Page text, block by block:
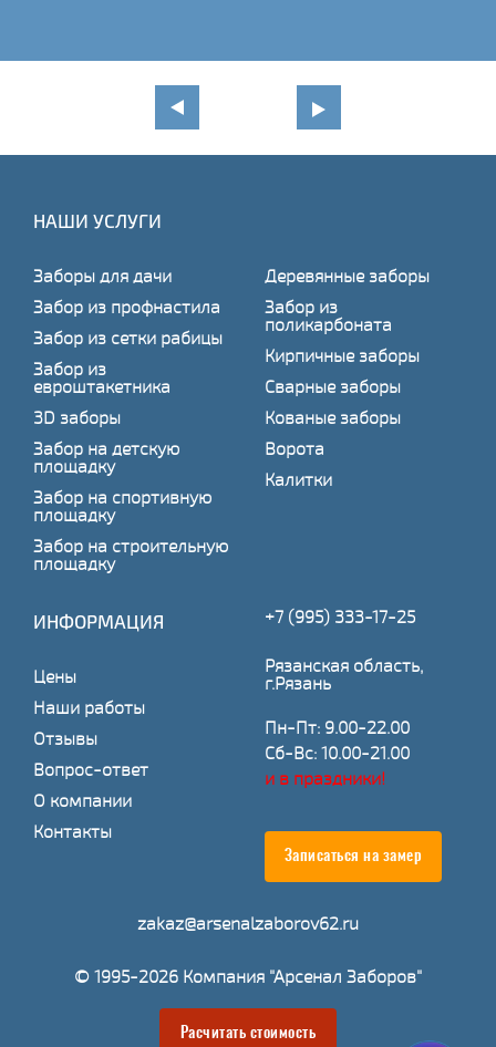
НАШИ УСЛУГИ
Заборы для дачи
Забор из профнастила
Забор из сетки рабицы
Забор из
евроштакетника
3D заборы
Забор на детскую
площадку
Забор на спортивную
площадку
Забор на строительную
площадку
Деревянные заборы
Забор из
поликарбоната
Кирпичные заборы
Сварные заборы
Кованые заборы
Ворота
Калитки
ИНФОРМАЦИЯ
Цены
Наши работы
Отзывы
Вопрос-ответ
О компании
Контакты
+7 (995) 333-17-25
Рязанская область,
г.Рязань
Пн-Пт: 9.00-22.00
Сб-Вс: 10.00-21.00
и в праздники!
Записаться на замер
zakaz@arsenalzaborov62.ru
© 1995-2026 Компания "Арсенал Заборов"
Расчитать стоимость